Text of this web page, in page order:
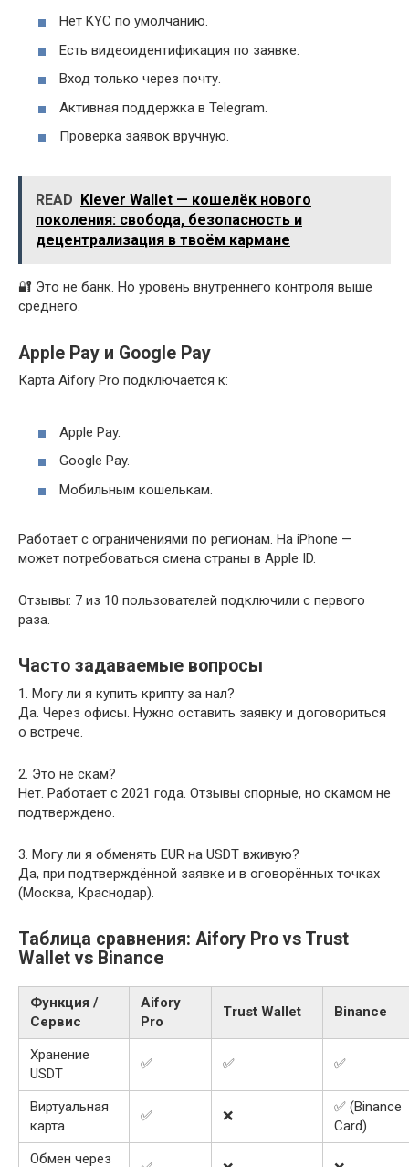
Нет KYC по умолчанию.
Есть видеоидентификация по заявке.
Вход только через почту.
Активная поддержка в Telegram.
Проверка заявок вручную.
READ
Klever Wallet — кошелёк нового
поколения: свобода, безопасность и
децентрализация в твоём кармане
🔐 Это не банк. Но уровень внутреннего контроля выше
среднего.
Apple Pay и Google Pay
Карта Aifory Pro подключается к:
Apple Pay.
Google Pay.
Мобильным кошелькам.
Работает с ограничениями по регионам. На iPhone —
может потребоваться смена страны в Apple ID.
Отзывы: 7 из 10 пользователей подключили с первого
раза.
Часто задаваемые вопросы
1. Могу ли я купить крипту за нал?
Да. Через офисы. Нужно оставить заявку и договориться
о встрече.
2. Это не скам?
Нет. Работает с 2021 года. Отзывы спорные, но скамом не
подтверждено.
3. Могу ли я обменять EUR на USDT вживую?
Да, при подтверждённой заявке и в оговорённых точках
(Москва, Краснодар).
Таблица сравнения: Aifory Pro vs Trust
Wallet vs Binance
Функция /
Сервис
Aifory
Pro
Trust Wallet Binance
Хранение
USDT
✅ ✅ ✅
Виртуальная
карта
✅ ❌
✅ (Binance
Card)
Обмен через